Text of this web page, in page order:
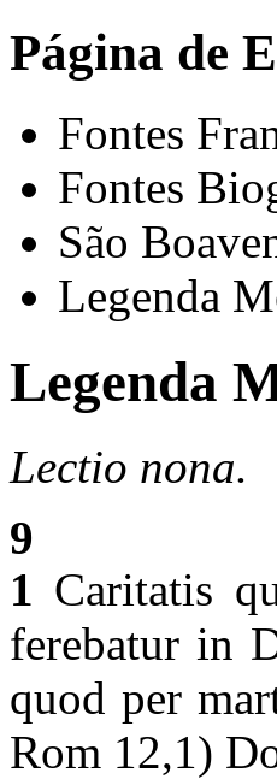
Página de
Fontes
Fontes
São
Legenda
Legenda
Lectio nona.
9
1 Caritatis
ferebatur in
quod per
Rom 12,1)